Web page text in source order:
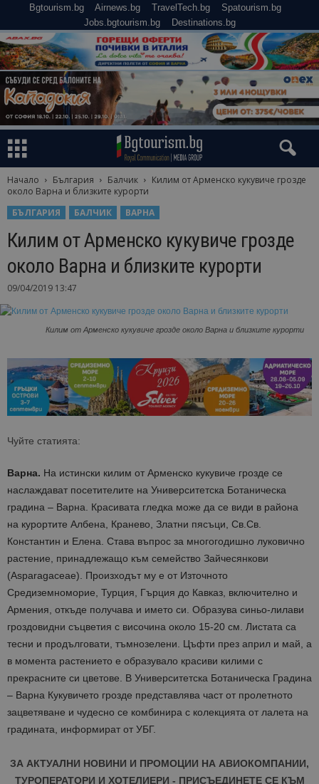
Bgtourism.bg Airnews.bg TravelTech.bg
Spatourism.bg
Jobs.bgtourism.bg
Destinations.bg
Начало България Балчик
Килим от Арменско кукувиче грозде
около Варна и близките курорти
БЪЛГАРИЯ
БАЛЧИК ВАРНА
Килим от Арменско кукувиче грозде
около Варна и близките курорти
09/04/2019 13:47
Килим от Арменско кукувиче грозде около Варна и близките курорти
Чуйте статията:
Варна. На истински килим от Арменско кукувиче грозде се
наслаждават посетителите на Университетска Ботаническа
градина – Варна. Красивата гледка може да се види в района
на курортите Албена, Кранево, Златни пясъци, Св.Св.
Константин и Елена. Става въпрос за многогодишно луковично
растение, принадлежащо към семейство Зайчесянкови
(Asparagaceae). Произходът му е от Източното
Средиземноморие, Турция, Гърция до Кавказ, включително и
Армения, откъде получава и името си. Образува синьо-лилави
гроздовидни съцветия с височина около 15-20 см. Листата са
тесни и продълговати, тъмнозелени. Цъфти през април и май, а
в момента растението е образувало красиви килими с
прекрасните си цветове. В Университетска Ботаническа Градина
– Варна Кукувичето грозде представлява част от пролетното
зацветяване и чудесно се комбинира с колекцията от лалета на
градината, информират от УБГ.
ЗА АКТУАЛНИ НОВИНИ И ПРОМОЦИИ НА АВИОКОМПАНИИ,
ТУРОПЕРАТОРИ И ХОТЕЛИЕРИ - ПРИСЪЕДИНЕТЕ СЕ КЪМ